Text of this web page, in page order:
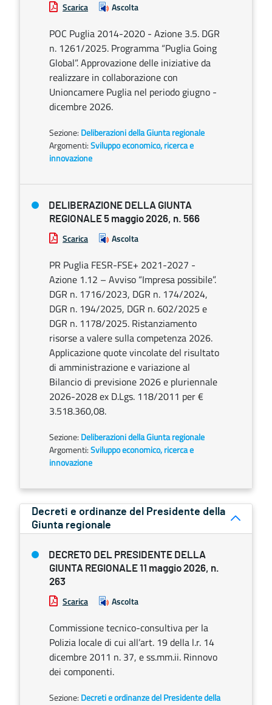
Scarica Ascolta
POC Puglia 2014-2020 - Azione 3.5. DGR
n. 1261/2025. Programma “Puglia Going
Global”. Approvazione delle iniziative da
realizzare in collaborazione con
Unioncamere Puglia nel periodo giugno -
dicembre 2026.
Sezione: Deliberazioni della Giunta regionale
Argomenti:Sviluppo economico, ricerca e
innovazione
DELIBERAZIONE DELLA GIUNTA
REGIONALE 5 maggio 2026, n. 566
Scarica Ascolta
PR Puglia FESR-FSE+ 2021-2027 -
Azione 1.12 – Avviso “Impresa possibile”.
DGR n. 1716/2023, DGR n. 174/2024,
DGR n. 194/2025, DGR n. 602/2025 e
DGR n. 1178/2025. Ristanziamento
risorse a valere sulla competenza 2026.
Applicazione quote vincolate del risultato
di amministrazione e variazione al
Bilancio di previsione 2026 e pluriennale
2026-2028 ex D.Lgs. 118/2011 per €
3.518.360,08.
Sezione: Deliberazioni della Giunta regionale
Argomenti:Sviluppo economico, ricerca e
innovazione
Decreti e ordinanze del Presidente della
Giunta regionale
DECRETO DEL PRESIDENTE DELLA
GIUNTA REGIONALE 11 maggio 2026, n.
263
Scarica Ascolta
Commissione tecnico-consultiva per la
Polizia locale di cui all’art. 19 della l.r. 14
dicembre 2011 n. 37, e ss.mm.ii. Rinnovo
dei componenti.
Sezione: Decreti e ordinanze del Presidente della